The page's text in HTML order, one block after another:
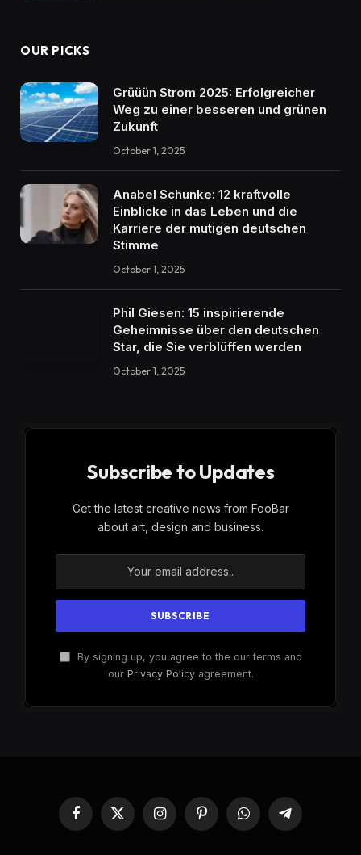
OUR PICKS
Grüüün Strom 2025: Erfolgreicher
Weg zu einer besseren und grünen
Zukunft
October 1, 2025
Anabel Schunke: 12 kraftvolle
Einblicke in das Leben und die
Karriere der mutigen deutschen
Stimme
October 1, 2025
Phil Giesen: 15 inspirierende
Geheimnisse über den deutschen
Star, die Sie verblüffen werden
October 1, 2025
Subscribe to Updates
Get the latest creative news from FooBar
about art, design and business.
By signing up, you agree to the our terms and
our Privacy Policyagreement.
Facebook
X
(Twitter)
InstagramPinterestWhatsAppTelegram